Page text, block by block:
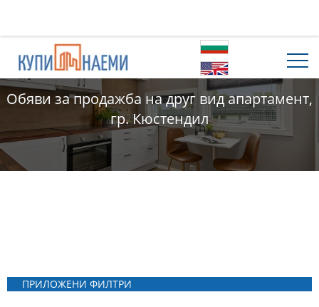
Обяви за продажба на друг вид апартамент,
гр. Кюстендил
ПРИЛОЖЕНИ ФИЛТРИ